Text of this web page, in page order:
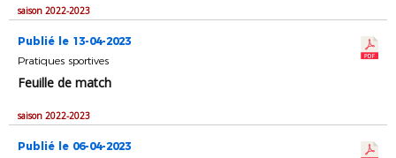
saison 2022-2023
Publié le 13-04-2023
Pratiques sportives
Feuille de match
saison 2022-2023
Publié le 06-04-2023